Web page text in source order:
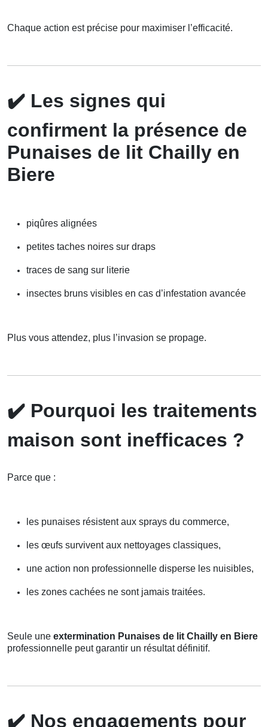
Chaque action est précise pour maximiser l’efficacité.
✔️ Les signes qui
confirment la présence de
Punaises de lit Chailly en
Biere
piqûres alignées
petites taches noires sur draps
traces de sang sur literie
insectes bruns visibles en cas d’infestation avancée
Plus vous attendez, plus l’invasion se propage.
✔️ Pourquoi les traitements
maison sont inefficaces ?
Parce que :
les punaises résistent aux sprays du commerce,
les œufs survivent aux nettoyages classiques,
une action non professionnelle disperse les nuisibles,
les zones cachées ne sont jamais traitées.
Seule une extermination Punaises de lit Chailly en Biere
professionnelle peut garantir un résultat définitif.
✔️ Nos engagements pour